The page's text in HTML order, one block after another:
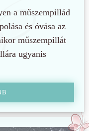
a műszempillád
és óvása az
műszempillát
ugyanis